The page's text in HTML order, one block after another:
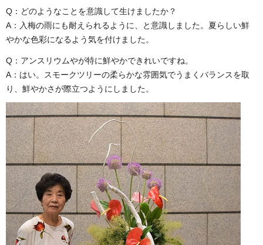
Q：どのようなことを意識して生けましたか？
A：入梅の雨にも耐えられるように、と意識しました。夏らしい鮮
やかな色彩になるよう気を付けました。
Q：アンスリウムやが特に鮮やかできれいですね。
A：はい。スモークツリーの柔らかな雰囲気でうまくバランスを取
り、鮮やかさが際立つようにしました。